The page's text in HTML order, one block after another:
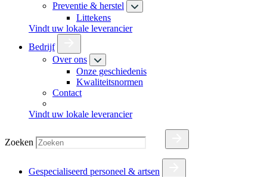
Preventie & herstel
Littekens
Vindt uw lokale leverancier
Bedrijf
Over ons
Onze geschiedenis
Kwaliteitsnormen
Contact
Vindt uw lokale leverancier
Zoeken
Gespecialiseerd personeel & artsen